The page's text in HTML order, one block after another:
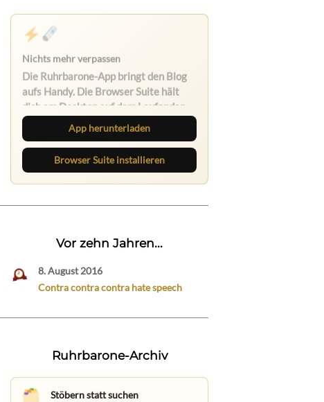
App herunterladen
Browser Suite installieren
Vor zehn Jahren...
8. August 2016
Contra contra contra hate speech
Ruhrbarone-Archiv
Stöbern statt suchen